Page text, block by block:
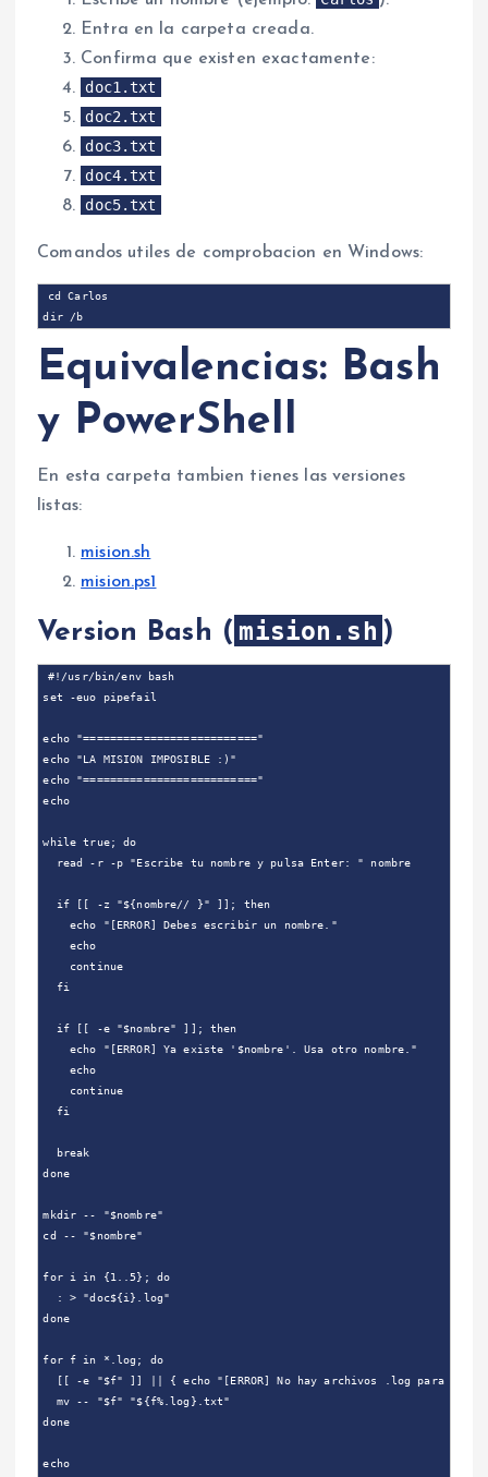
Entra en la carpeta creada.
Confirma que existen exactamente:
doc1.txt
doc2.txt
doc3.txt
doc4.txt
doc5.txt
Comandos utiles de comprobacion en Windows:
cd Carlos
Equivalencias: Bash
y PowerShell
En esta carpeta tambien tienes las versiones
listas:
mision.sh
mision.ps1
Version Bash ( mision.sh )
#!/usr/bin/env bash
set -euo pipefail
echo "=========================="
echo "LA MISION IMPOSIBLE :)"
echo "=========================="
echo
while true; do
  read -r -p "Escribe tu nombre y pulsa Enter: " nombre
  if [[ -z "${nombre// }" ]]; then
    echo "[ERROR] Debes escribir un nombre."
    echo
    continue
  fi
  if [[ -e "$nombre" ]]; then
    echo "[ERROR] Ya existe '$nombre'. Usa otro nombre."
    echo
    continue
  fi
  break
done
mkdir -- "$nombre"
cd -- "$nombre"
for i in {1..5}; do
  : > "doc${i}.log"
done
for f in *.log; do
[[ -e "$f" ]] || { echo "[ERROR] No hay archivos .log para
  mv -- "$f" "${f%.log}.txt"
done
echo